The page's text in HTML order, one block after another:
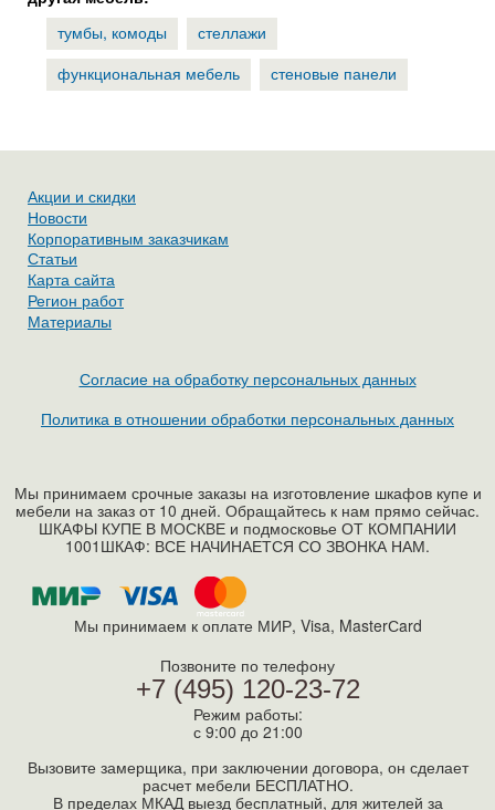
тумбы, комоды
стеллажи
функциональная мебель
стеновые панели
Акции и скидки
Новости
Корпоративным заказчикам
Статьи
Карта сайта
Регион работ
Материалы
Согласие на обработку персональных данных
Политика в отношении обработки персональных данных
Мы принимаем срочные заказы на изготовление шкафов купе и
мебели на заказ от 10 дней. Обращайтесь к нам прямо сейчас.
ШКАФЫ КУПЕ В МОСКВЕ и подмосковье ОТ КОМПАНИИ
1001ШКАФ: ВСЕ НАЧИНАЕТСЯ СО ЗВОНКА НАМ.
Мы принимаем к оплате МИР, Visa, MasterСard
Позвоните по телефону
+7 (495) 120-23-72
Режим работы:
с 9:00 до 21:00
Вызовите замерщика, при заключении договора, он сделает
расчет мебели БЕСПЛАТНО.
В пределах МКАД выезд бесплатный, для жителей за